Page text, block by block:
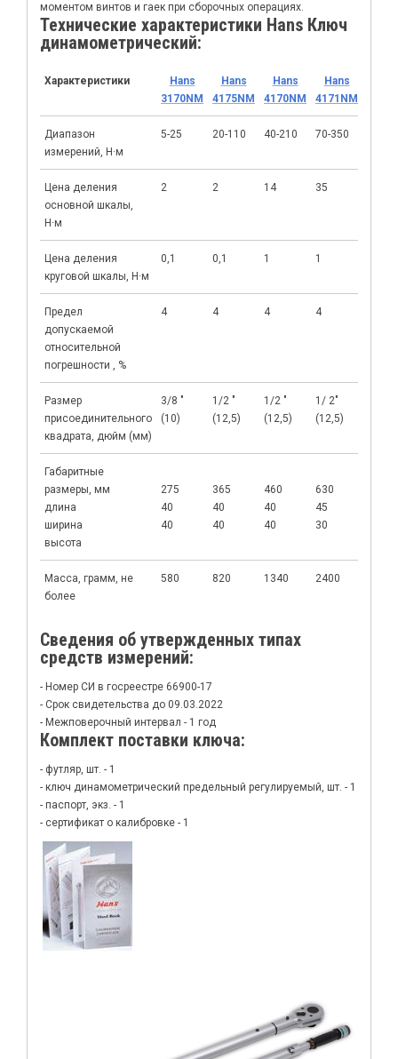
моментом винтов и гаек при сборочных операциях.
Технические характеристики Hans Ключ
динамометрический:
Характеристики
Hans
3170NM
Hans
4175NM
Hans
4170NM
Hans
4171NM
Диапазон
измерений, Н·м
5-25 20-110 40-210 70-350
Цена деления
основной шкалы,
Н·м
2 2 14 35
Цена деления
круговой шкалы, Н·м
0,1 0,1 1 1
Предел
допускаемой
относительной
погрешности , %
4 4 4 4
Размер
присоединительного
квадрата, дюйм (мм)
3/8 "
(10)
1/2 "
(12,5)
1/2 "
(12,5)
1/ 2"
(12,5)
Габаритные
размеры, мм
длина
ширина
высота
275
40
40
365
40
40
460
40
40
630
45
30
Масса, грамм, не
более
580 820 1340 2400
Сведения об утвержденных типах
средств измерений:
- Номер СИ в госреестре 66900-17
- Срок свидетельства до 09.03.2022
- Межповерочный интервал - 1 год
Комплект поставки ключа:
- футляр, шт. - 1
- ключ динамометрический предельный регулируемый, шт. - 1
- паспорт, экз. - 1
- сертификат о калибровке - 1